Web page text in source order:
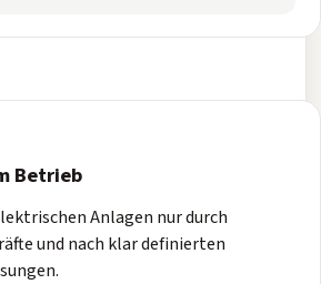
Betrieb
Anlagen nur durch
und nach klar definierten